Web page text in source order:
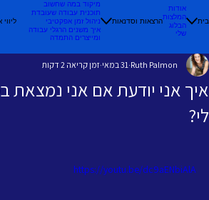
בית
אודות
המלצות
הבלוג
שלי
הרצאות וסדנאות
מיקוד במה שחשוב
תוכנית עבודה שעובדת
ניהול זמן אפקטיבי
איך משנים הרגלי עבודה
ומייצרים התמדה
איך אני יודעת אם אני נמצאת
לי?
Ruth Palmon 31 במאי זמן קריאה 2 דקות
https://youtu.be/dc9aENbiAlA